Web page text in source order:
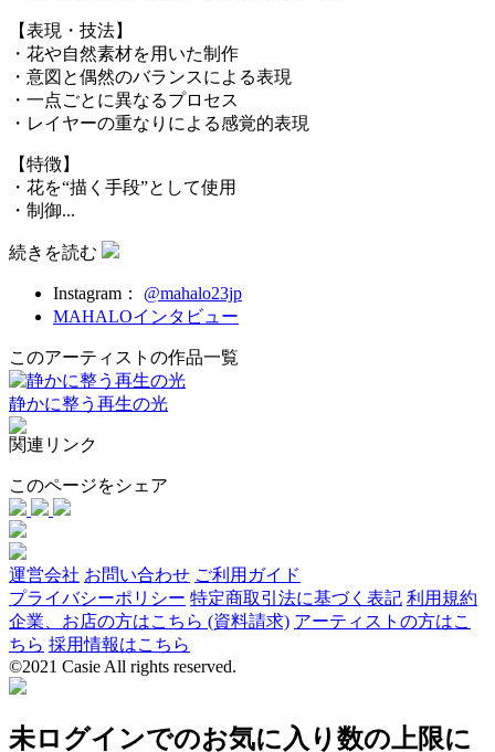
【表現・技法】
・花や自然素材を用いた制作
・意図と偶然のバランスによる表現
・一点ごとに異なるプロセス
・レイヤーの重なりによる感覚的表現
【特徴】
・花を“描く手段”として使用
・制御...
続きを読む
Instagram： @mahalo23jp
MAHALOインタビュー
このアーティストの作品一覧
静かに整う再生の光
関連リンク
このページをシェア
運営会社 お問い合わせ ご利用ガイド
プライバシーポリシー 特定商取引法に基づく表記 利用規約
企業、お店の方はこちら (資料請求) アーティストの方はこ
ちら 採用情報はこちら
©2021 Casie All rights reserved.
未ログインでのお気に入り数の上限に